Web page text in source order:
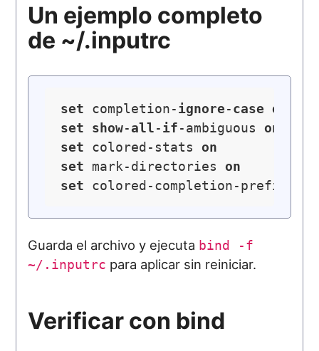
Un ejemplo completo
de ~/.inputrc
set completion-ignore-case
on
set
show-all-if-ambiguous on
set colored-stats on
set mark-directories on
set colored-completion-prefix
Guarda el archivo y ejecuta bind -f
~/.inputrc para aplicar sin reiniciar.
Verificar con bind